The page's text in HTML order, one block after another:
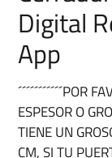
Digital
App
´´´´´´´´´´´POR
ESPESOR O
TIENE UN
CM, SI TU